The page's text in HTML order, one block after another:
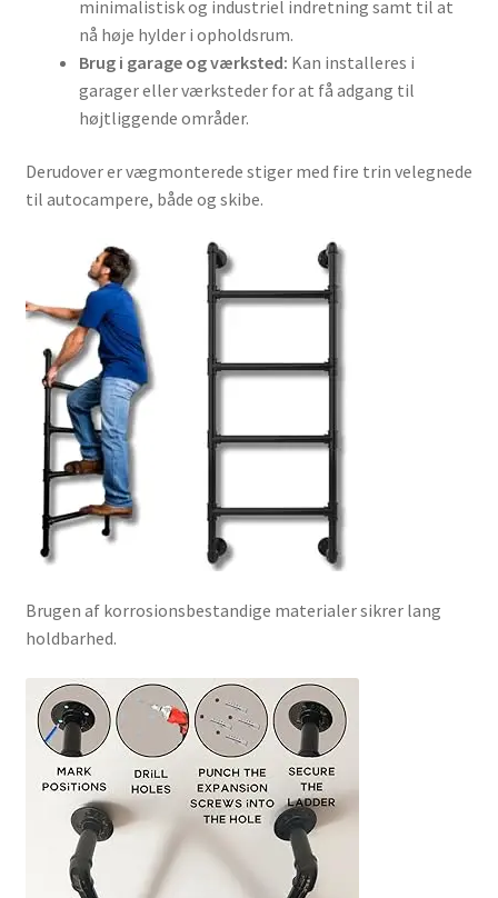
minimalistisk og industriel indretning samt til at
nå høje hylder i opholdsrum.
Brug i garage og værksted: Kan installeres i
garager eller værksteder for at få adgang til
højtliggende områder.
Derudover er vægmonterede stiger med fire trin velegnede
til autocampere, både og skibe.
Brugen af korrosionsbestandige materialer sikrer lang
holdbarhed.